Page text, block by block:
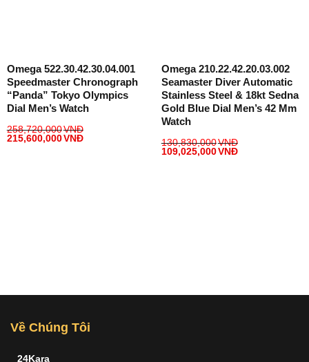
Omega 522.30.42.30.04.001
Speedmaster Chronograph
“Panda” Tokyo Olympics
Dial Men’s Watch
258,720,000VNĐ
215,600,000VNĐ
Omega 210.22.42.20.03.002
Seamaster Diver Automatic
Stainless Steel & 18kt Sedna
Gold Blue Dial Men’s 42 Mm
Watch
130,830,000VNĐ
109,025,000VNĐ
Về Chúng Tôi
24Kara